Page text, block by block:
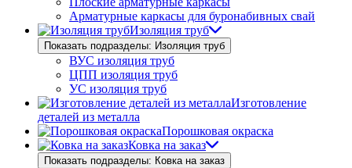
Арматурные каркасы для буронабивных свай
Изоляция труб
Показать подразделы: Изоляция труб
ВУС изоляция труб
ЦПП изоляция труб
УС изоляция труб
Изготовление
деталей из металла
Порошковая окраска
Ковка на заказ
Показать подразделы: Ковка на заказ